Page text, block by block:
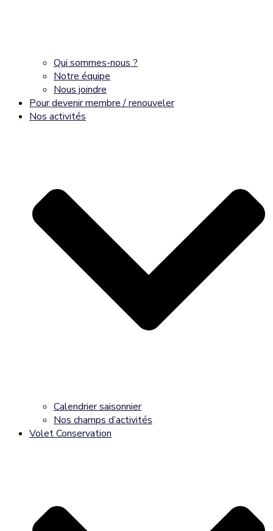
Qui sommes-nous ?
Notre équipe
Nous joindre
Pour devenir membre / renouveler
Nos activités
Calendrier saisonnier
Nos champs d’activités
Volet Conservation